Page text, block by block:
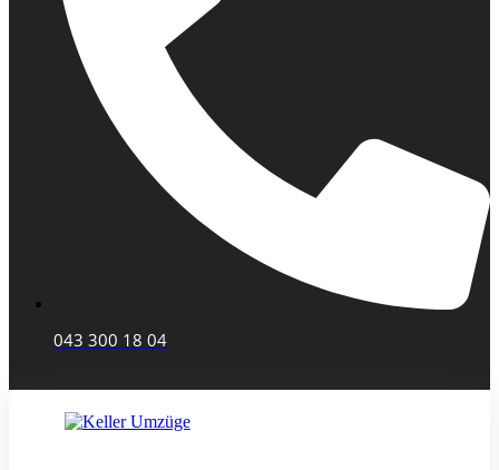
043 300 18 04